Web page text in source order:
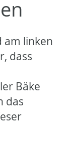
am linken
dass
Bäke
das